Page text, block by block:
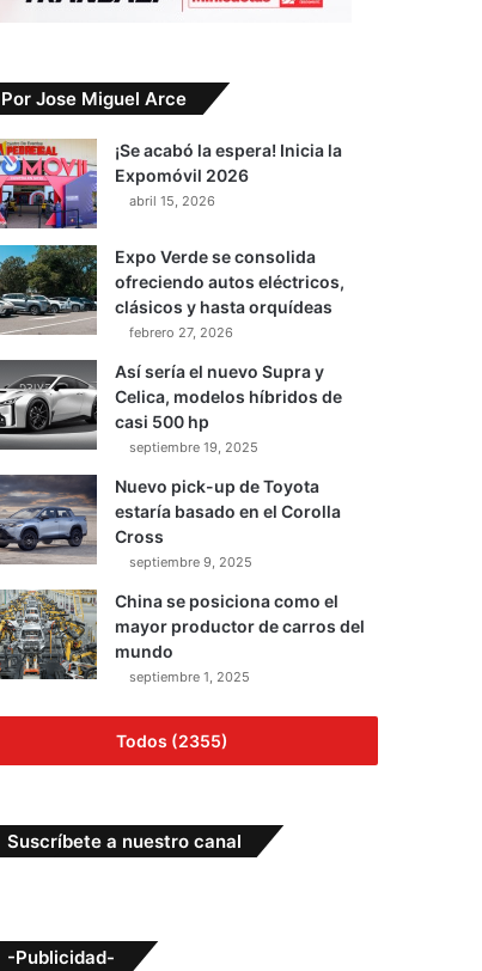
Por Jose Miguel Arce
¡Se acabó la espera! Inicia la
Expomóvil 2026
abril 15, 2026
Expo Verde se consolida
ofreciendo autos eléctricos,
clásicos y hasta orquídeas
febrero 27, 2026
Así sería el nuevo Supra y
Celica, modelos híbridos de
casi 500 hp
septiembre 19, 2025
Nuevo pick-up de Toyota
estaría basado en el Corolla
Cross
septiembre 9, 2025
China se posiciona como el
mayor productor de carros del
mundo
septiembre 1, 2025
Todos (2355)
Suscríbete a nuestro canal
-Publicidad-